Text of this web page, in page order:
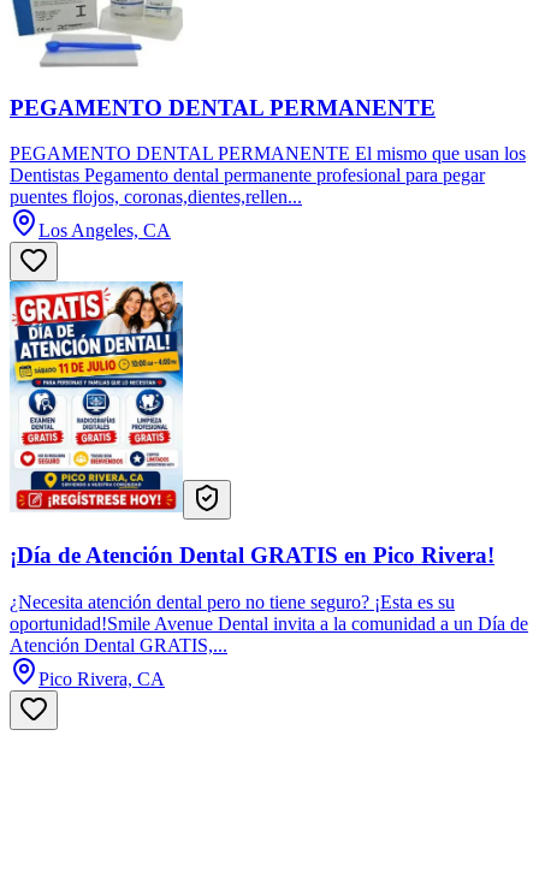
PEGAMENTO DENTAL PERMANENTE
PEGAMENTO DENTAL PERMANENTE El mismo que usan los
Dentistas Pegamento dental permanente profesional para pegar
puentes flojos, coronas,dientes,rellen...
Los Angeles, CA
¡Día de Atención Dental GRATIS en Pico Rivera!
¿Necesita atención dental pero no tiene seguro? ¡Esta es su
oportunidad!Smile Avenue Dental invita a la comunidad a un Día de
Atención Dental GRATIS,...
Pico Rivera, CA